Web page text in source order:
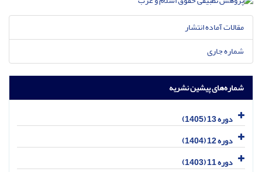
مقالات آماده انتشار
شماره جاری
شماره‌های پیشین نشریه
دوره 13 (1405)
دوره 12 (1404)
دوره 11 (1403)